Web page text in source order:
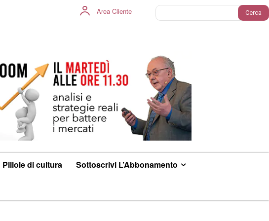
Area Cliente Cerca
Pillole di cultura Sottoscrivi L’Abbonamento